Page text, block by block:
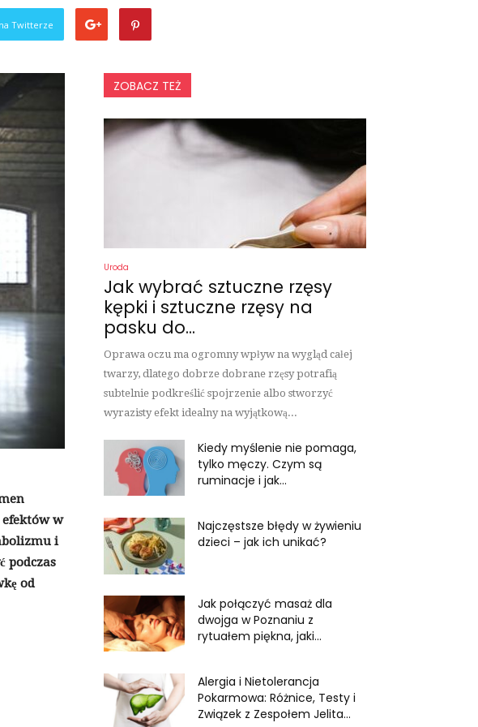
Twitterze
w
i
podczas
od
ZOBACZ TEŻ
Uroda
Jak wybrać sztuczne rzęsy
kępki i sztuczne rzęsy na
pasku do...
Oprawa oczu ma ogromny wpływ na wygląd całej
twarzy, dlatego dobrze dobrane rzęsy potrafią
subtelnie podkreślić spojrzenie albo stworzyć
wyrazisty efekt idealny na wyjątkową...
Kiedy myślenie nie pomaga,
tylko męczy. Czym są
ruminacje i jak...
Najczęstsze błędy w żywieniu
dzieci – jak ich unikać?
Jak połączyć masaż dla
dwojga w Poznaniu z
rytuałem piękna, jaki...
Alergia i Nietolerancja
Pokarmowa: Różnice, Testy i
Związek z Zespołem Jelita...